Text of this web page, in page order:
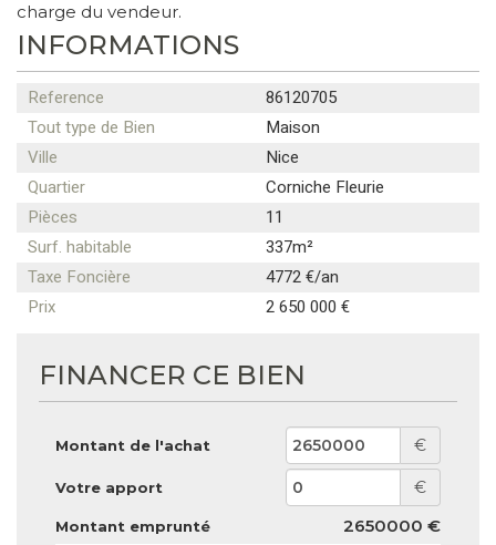
charge du vendeur.
INFORMATIONS
Reference
86120705
Tout type de Bien
Maison
Ville
Nice
Quartier
Corniche Fleurie
Pièces
11
Surf. habitable
337m²
Taxe Foncière
4772 €/an
Prix
2 650 000 €
FINANCER CE BIEN
Montant de l'achat €
Votre apport €
Montant emprunté 2650000 €